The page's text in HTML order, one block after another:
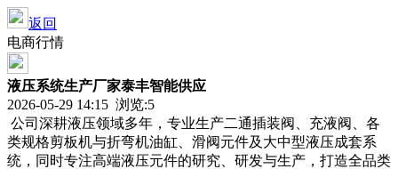
返回
电商行情
液压系统生产厂家泰丰智能供应
2026-05-29 14:15 浏览:5
公司深耕液压领域多年，专业生产二通插装阀、充液阀、各
类规格剪板机与折弯机油缸、滑阀元件及大中型液压成套系
统，同时专注高端液压元件的研究、研发与生产，打造全品类